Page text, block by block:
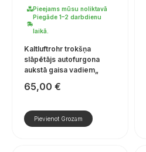
Pieejams mūsu noliktavā
Piegāde 1–2 darbdienu
laikā.
Kaltluftrohr trokšņa
slāpētājs autofurgona
aukstā gaisa vadiem„
65,00 €
Pievienot Grozam